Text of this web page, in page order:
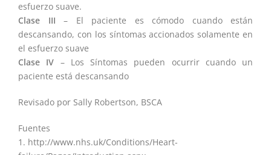
esfuerzo suave.
Clase III – El paciente es cómodo cuando están
descansando, con los síntomas accionados solamente en
el esfuerzo suave
Clase IV – Los Síntomas pueden ocurrir cuando un
paciente está descansando
Revisado por Sally Robertson, BSCA
Fuentes
1. http://www.nhs.uk/Conditions/Heart-